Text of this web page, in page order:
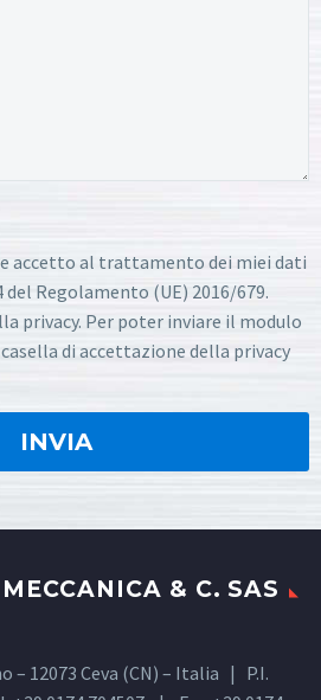
accetto al trattamento dei miei dati
del Regolamento (UE) 2016/679.
privacy. Per poter inviare il modulo
di accettazione della privacy
& C. SAS
– 12073 Ceva (CN) – Italia | P.I.